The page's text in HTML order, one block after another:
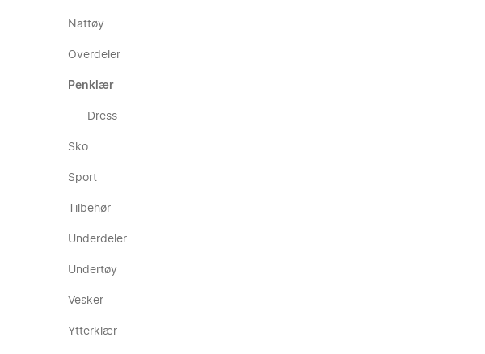
Nattøy
Overdeler
Penklær
Dress
Sko
Sport
Tilbehør
Underdeler
Undertøy
Vesker
Ytterklær